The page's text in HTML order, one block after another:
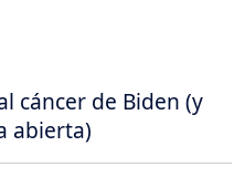
cáncer de Biden (y
abierta)